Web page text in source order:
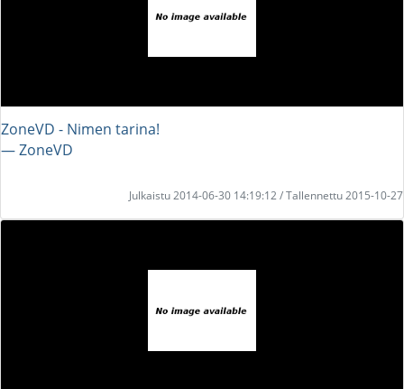
ZoneVD - Nimen tarina!
― ZoneVD
Julkaistu 2014-06-30 14:19:12 / Tallennettu 2015-10-27